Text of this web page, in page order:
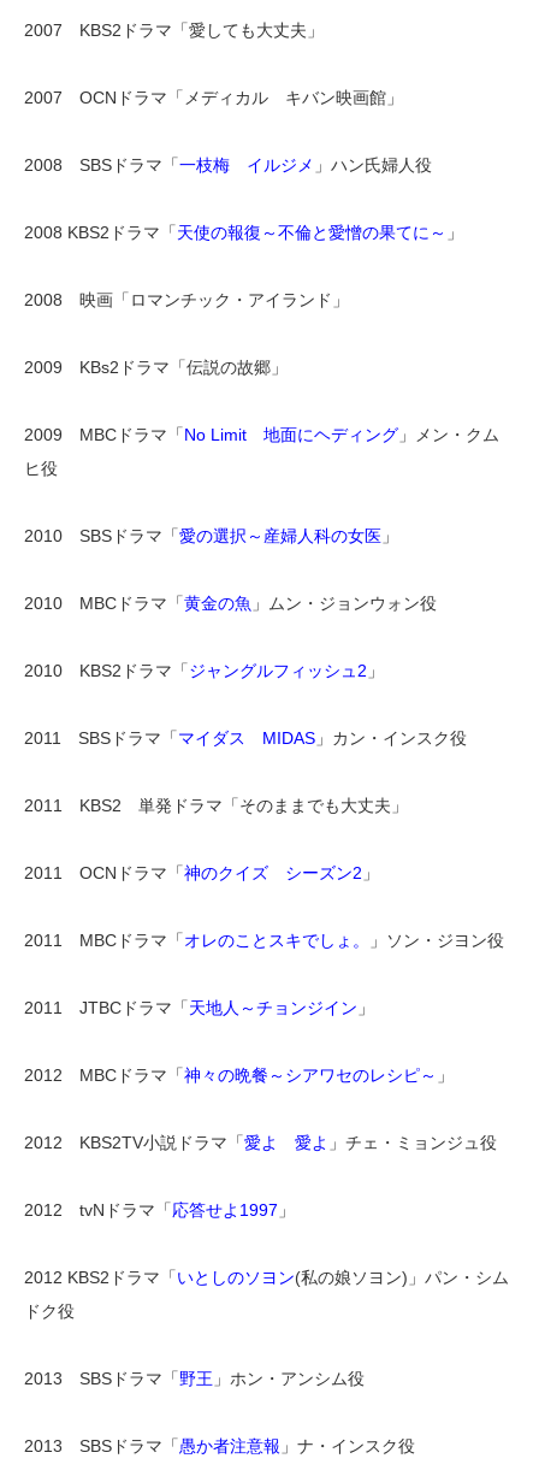
2007 KBS2ドラマ「愛しても大丈夫」
2007 OCNドラマ「メディカル キバン映画館」
2008 SBSドラマ「一枝梅 イルジメ 」ハン氏婦人役
2008 KBS2ドラマ「天使の報復～不倫と愛憎の果てに～ 」
2008 映画「ロマンチック・アイランド」
2009 KBs2ドラマ「伝説の故郷」
2009 MBCドラマ「No Limit 地面にヘディング 」メン・クム
ヒ役
2010 SBSドラマ「愛の選択～産婦人科の女医 」
2010 MBCドラマ「黄金の魚 」ムン・ジョンウォン役
2010 KBS2ドラマ「ジャングルフィッシュ2 」
2011 SBSドラマ「マイダス MIDAS 」カン・インスク役
2011 KBS2 単発ドラマ「そのままでも大丈夫」
2011 OCNドラマ「神のクイズ シーズン2 」
2011 MBCドラマ「オレのことスキでしょ。 」ソン・ジヨン役
2011 JTBCドラマ「天地人～チョンジイン 」
2012 MBCドラマ「神々の晩餐～シアワセのレシピ～ 」
2012 KBS2TV小説ドラマ「愛よ 愛よ 」チェ・ミョンジュ役
2012 tvNドラマ「応答せよ1997 」
2012 KBS2ドラマ「いとしのソヨン(私の娘ソヨン)」パン・シム
ドク役
2013 SBSドラマ「野王 」ホン・アンシム役
2013 SBSドラマ「愚か者注意報 」ナ・インスク役